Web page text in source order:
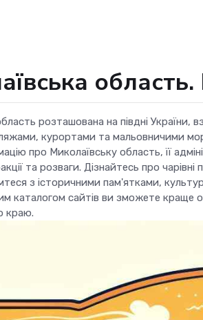
розташована на півдні України,
курортами та мальовничими
про Миколаївську область, її
та розваги. Дізнайтесь про
з історичними пам'ятками,
каталогом сайтів ви зможете краще
краю.